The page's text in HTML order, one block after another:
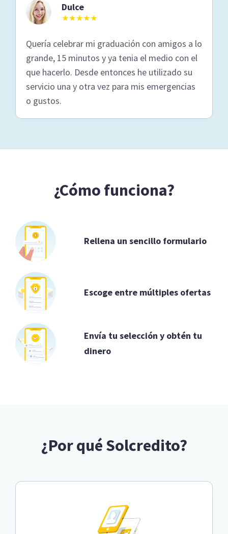
Dulce
★★★★★
Quería celebrar mi graduación con amigos a lo
grande, 15 minutos y ya tenia el medio con el
que hacerlo. Desde entonces he utilizado su
servicio una y otra vez para mis emergencias
o gustos.
¿Cómo funciona?
Rellena un sencillo formulario
Escoge entre múltiples ofertas
Envía tu selección y obtén tu
dinero
¿Por qué Solcredito?